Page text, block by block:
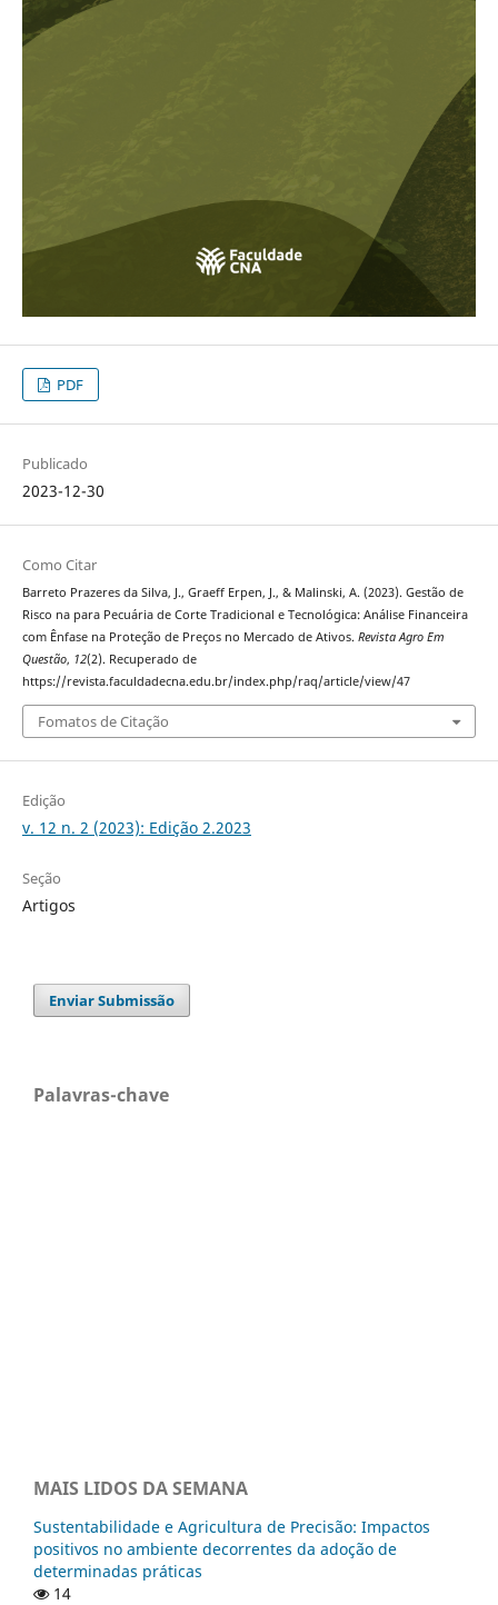
PDF
Publicado
2023-12-30
Como Citar
Barreto Prazeres da Silva, J., Graeff Erpen, J., & Malinski, A. (2023). Gestão de
Risco na para Pecuária de Corte Tradicional e Tecnológica: Análise Financeira
com Ênfase na Proteção de Preços no Mercado de Ativos. Revista Agro Em
Questão, 12(2). Recuperado de
https://revista.faculdadecna.edu.br/index.php/raq/article/view/47
Fomatos de Citação
Edição
v. 12 n. 2 (2023): Edição 2.2023
Seção
Artigos
Enviar Submissão
Palavras-chave
MAIS LIDOS DA SEMANA
Sustentabilidade e Agricultura de Precisão: Impactos
positivos no ambiente decorrentes da adoção de
determinadas práticas
14